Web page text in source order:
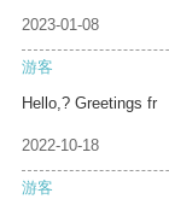
2023-01-08
游客
Hello,? Greetings fr
2022-10-18
游客